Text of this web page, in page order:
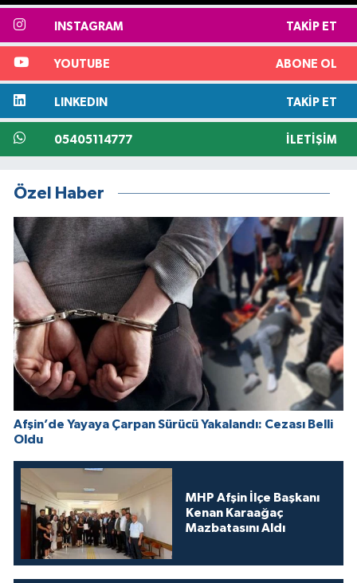
INSTAGRAM TAKIP ET
YOUTUBE ABONE OL
LINKEDIN TAKIP ET
05405114777 İLETIŞIM
Özel Haber
Afşin’de Yayaya Çarpan Sürücü Yakalandı: Cezası Belli
Oldu
MHP Afşin İlçe Başkanı
Kenan Karaağaç
Mazbatasını Aldı